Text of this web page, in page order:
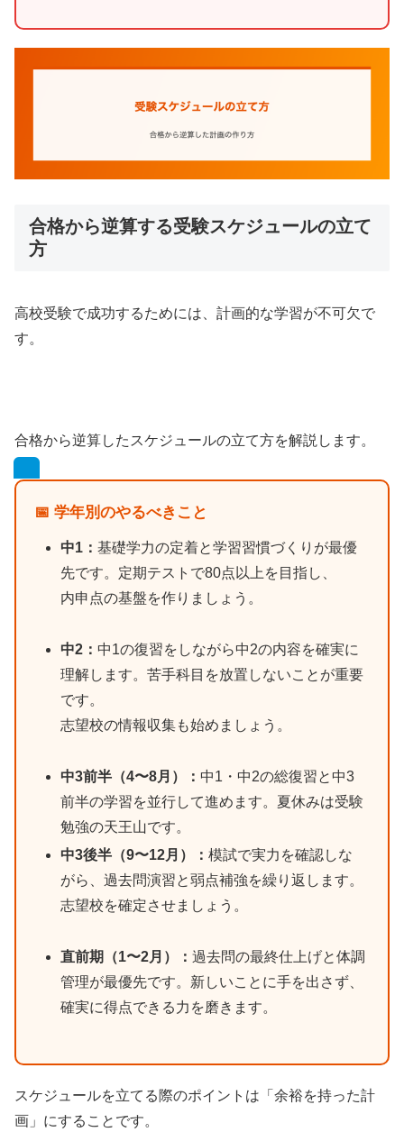
合格から逆算する受験スケジュールの立て
方
高校受験で成功するためには、計画的な学習が不可欠で
す。
合格から逆算したスケジュールの立て方を解説します。
📅 学年別のやるべきこと
中1：基礎学力の定着と学習習慣づくりが最優
先です。定期テストで80点以上を目指し、
内申点の基盤を作りましょう。
中2： 中1の復習をしながら中2の内容を確実に
理解します。苦手科目を放置しないことが重要
です。
志望校の情報収集も始めましょう。
中3前半（4〜8月）： 中1・中2の総復習と中3
前半の学習を並行して進めます。夏休みは受験
勉強の天王山です。
中3後半（9〜12月）：模試で実力を確認しな
がら、過去問演習と弱点補強を繰り返します。
志望校を確定させましょう。
直前期（1〜2月）：過去問の最終仕上げと体調
管理が最優先です。新しいことに手を出さず、
確実に得点できる力を磨きます。
スケジュールを立てる際のポイントは「余裕を持った計
画」にすることです。